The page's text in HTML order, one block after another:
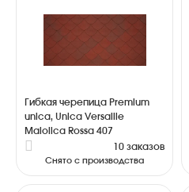
Гибкая черепица Premium
unica, Unica Versaille
Maiolica Rossa 407
10 заказов
Снято с производства